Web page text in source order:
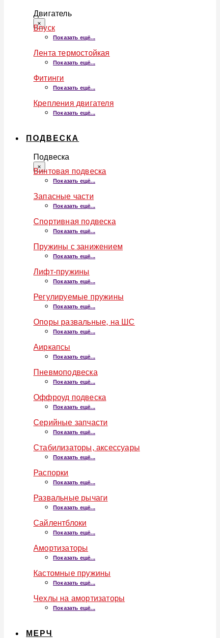
Двигатель
×
Впуск
Показать ещё...
Лента термостойкая
Показать ещё...
Фитинги
Показать ещё...
Крепления двигателя
Показать ещё...
ПОДВЕСКА
Подвеска
×
Винтовая подвеска
Показать ещё...
Запасные части
Показать ещё...
Спортивная подвеска
Показать ещё...
Пружины с занижением
Показать ещё...
Лифт-пружины
Показать ещё...
Регулируемые пружины
Показать ещё...
Опоры развальные, на ШС
Показать ещё...
Аиркапсы
Показать ещё...
Пневмоподвеска
Показать ещё...
Оффроуд подвеска
Показать ещё...
Серийные запчасти
Показать ещё...
Стабилизаторы, аксессуары
Показать ещё...
Распорки
Показать ещё...
Развальные рычаги
Показать ещё...
Сайлентблоки
Показать ещё...
Амортизаторы
Показать ещё...
Кастомные пружины
Показать ещё...
Чехлы на амортизаторы
Показать ещё...
МЕРЧ